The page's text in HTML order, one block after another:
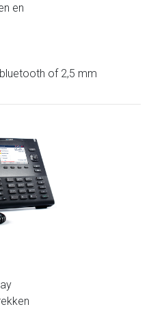
en
of 2,5 mm